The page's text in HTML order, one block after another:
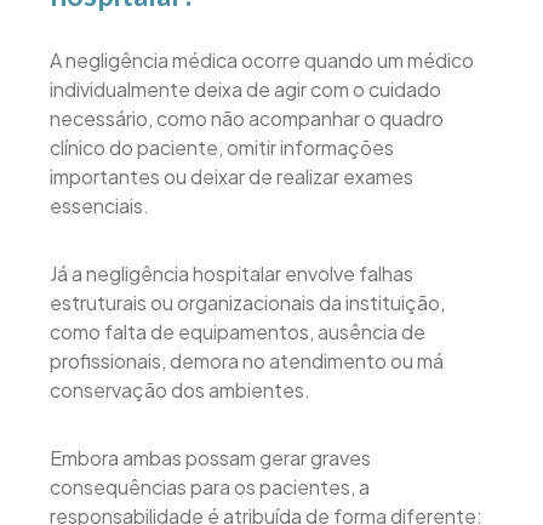
A negligência médica ocorre quando um médico
individualmente deixa de agir com o cuidado
necessário, como não acompanhar o quadro
clínico do paciente, omitir informações
importantes ou deixar de realizar exames
essenciais.
Já a negligência hospitalar envolve falhas
estruturais ou organizacionais da instituição,
como falta de equipamentos, ausência de
profissionais, demora no atendimento ou má
conservação dos ambientes.
Embora ambas possam gerar graves
consequências para os pacientes, a
responsabilidade é atribuída de forma diferente: